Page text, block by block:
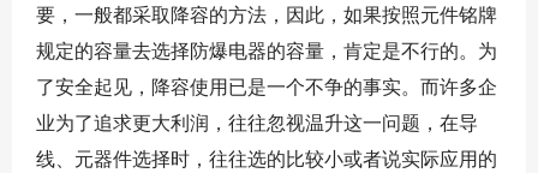
要，一般都采取降容的方法，因此，如果按照元件铭牌
规定的容量去选择防爆电器的容量，肯定是不行的。为
了安全起见，降容使用已是一个不争的事实。而许多企
业为了追求更大利润，往往忽视温升这一问题，在导
线、元器件选择时，往往选的比较小或者说实际应用的